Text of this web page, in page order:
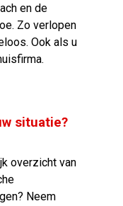
en de
Zo verlopen
Ook als u
situatie?
overzicht van
Neem